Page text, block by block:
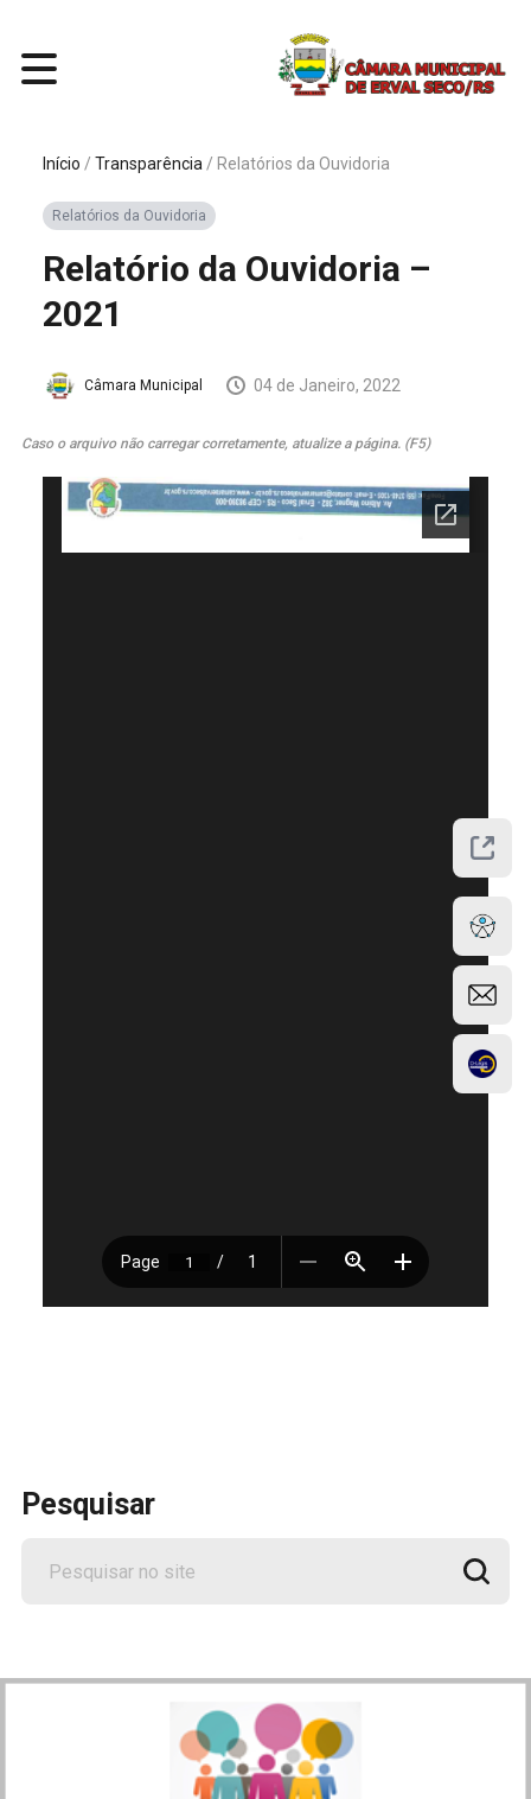
Início / Transparência / Relatórios da Ouvidoria
Relatórios da Ouvidoria
Relatório da Ouvidoria –
2021
Câmara Municipal 04 de Janeiro, 2022
Caso o arquivo não carregar corretamente, atualize a página. (F5)
Caso o arquivo não carregar corretamente, atualize a
página. (F5)
Pesquisar